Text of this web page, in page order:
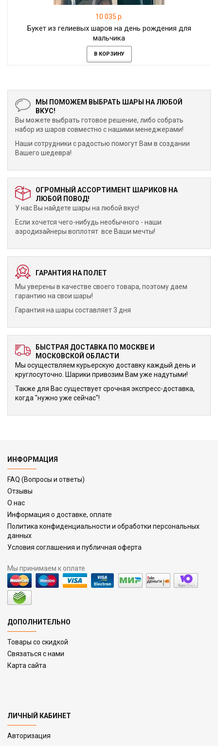
10 035 р.
Букет из гелиевых шаров на день рождения для
мальчика
В КОРЗИНУ
МЫ ПОМОЖЕМ ВЫБРАТЬ ШАРЫ НА ЛЮБОЙ
ВКУС!
Вы можете выбрать готовое решение, либо собрать
набор из шаров совместно с нашими менеджерами!
Наши сотрудники с радостью помогут Вам в создании
Вашего шедевра!
ОГРОМНЫЙ АССОРТИМЕНТ ШАРИКОВ НА
ЛЮБОЙ ПОВОД!
У нас Вы найдете шары на любой вкус!
Если хочется чего-нибудь необычного - наши
аэродизайнеры воплотят все Ваши мечты!
ГАРАНТИЯ НА ПОЛЕТ
Мы уверены в качестве своего товара, поэтому даем
гарантию на свои шары!
Гарантия на шары составляет 3 дня
БЫСТРАЯ ДОСТАВКА ПО МОСКВЕ И
МОСКОВСКОЙ ОБЛАСТИ
Мы осуществляем курьерскую доставку каждый день и
круглосуточно. Шарики привозим Вам уже надутыми!
Также для Вас существует срочная экспресс-доставка,
когда "нужно уже сейчас"!
ИНФОРМАЦИЯ
FAQ (Вопросы и ответы)
Отзывы
О нас
Информация о доставке, оплате
Политика конфиденциальности и обработки персональных
данных
Условия соглашения и публичная оферта
Мы принимаем к оплате
ДОПОЛНИТЕЛЬНО
Товары со скидкой
Связаться с нами
Карта сайта
ЛИЧНЫЙ КАБИНЕТ
Авторизация